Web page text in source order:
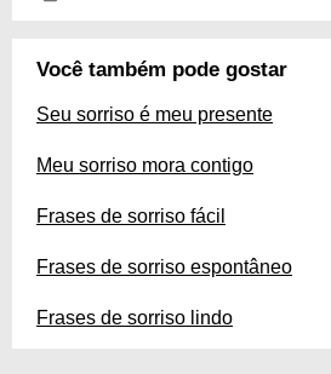
Você também pode gostar
Seu sorriso é meu presente
Meu sorriso mora contigo
Frases de sorriso fácil
Frases de sorriso espontâneo
Frases de sorriso lindo